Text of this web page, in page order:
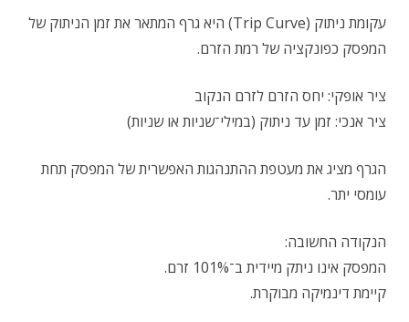
עקומת ניתוק (Trip Curve) היא גרף המתאר את זמן הניתוק של
המפסק כפונקציה של רמת הזרם.
ציר אופקי: יחס הזרם לזרם הנקוב
ציר אנכי: זמן עד ניתוק (במילי־שניות או שניות)
הגרף מציג את מעטפת ההתנהגות האפשרית של המפסק תחת
עומסי יתר.
הנקודה החשובה:
המפסק אינו ניתק מיידית ב־101% זרם.
קיימת דינמיקה מבוקרת.